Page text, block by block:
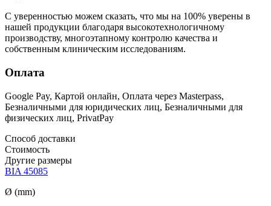
С уверенностью можем сказать, что мы на 100% уверены в
нашей продукции благодаря высокотехнологичному
производству, многоэтапному контролю качества и
собственным клиническим исследованиям.
Оплата
Google Pay, Картой онлайн, Оплата через Masterpass,
Безналичными для юридических лиц, Безналичными для
физических лиц, PrivatPay
Способ доставки
Стоимость
Другие размеры
BIA 45085
Ø (mm)